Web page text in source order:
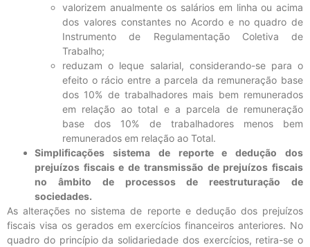
valorizem anualmente os salários em linha ou acima
dos valores constantes no Acordo e no quadro de
Instrumento de Regulamentação Coletiva de
Trabalho;
reduzam o leque salarial, considerando-se para o
efeito o rácio entre a parcela da remuneração base
dos 10% de trabalhadores mais bem remunerados
em relação ao total e a parcela de remuneração
base dos 10% de trabalhadores menos bem
remunerados em relação ao Total.
Simplificações sistema de reporte e dedução dos
prejuízos fiscais e de transmissão de prejuízos fiscais
no âmbito de processos de reestruturação de
sociedades.
As alterações no sistema de reporte e dedução dos prejuízos
fiscais visa os gerados em exercícios financeiros anteriores. No
quadro do princípio da solidariedade dos exercícios, retira-se o